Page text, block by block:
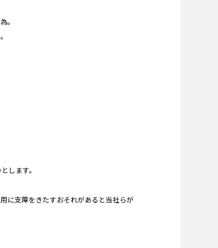
。
します。
に支障をきたすおそれがあると当社らが